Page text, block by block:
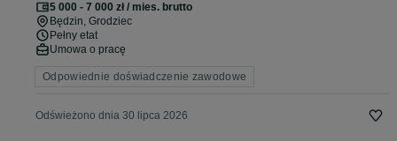
5 000 - 7 000 zł / mies. brutto
Będzin, Grodziec
Pełny etat
Umowa o pracę
Odpowiednie doświadczenie zawodowe
Odświeżono dnia 30 lipca 2026